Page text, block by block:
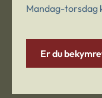
Mandag-torsdag
Er du